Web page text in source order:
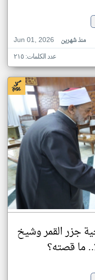
Jun 01, 2026
منذ شهرين
عدد الكلمات: ٢١٥
جزر القمر وشيخ
ما قصته؟